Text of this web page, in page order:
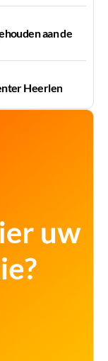
aan de
Heerlen